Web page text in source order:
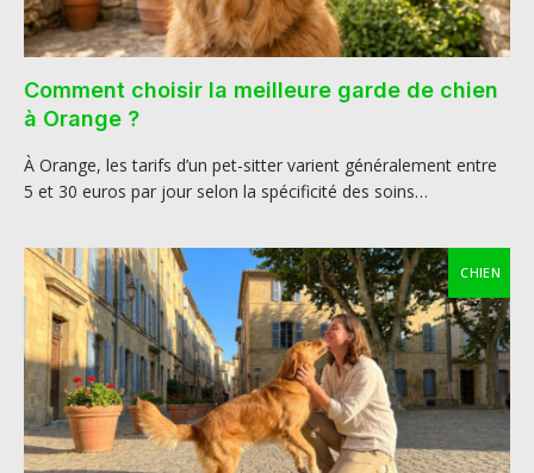
Comment choisir la meilleure garde de chien
à Orange ?
À Orange, les tarifs d’un pet-sitter varient généralement entre
5 et 30 euros par jour selon la spécificité des soins…
CHIEN